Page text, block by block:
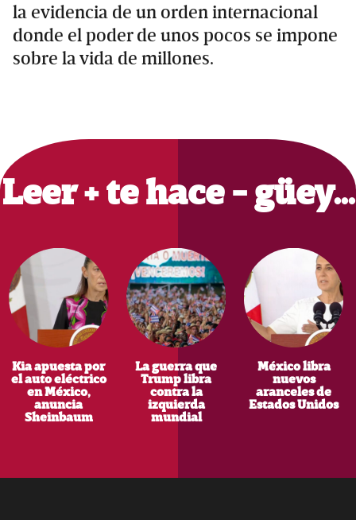
la evidencia de un orden internacional
donde el poder de unos pocos se impone
sobre la vida de millones.
Primary
Sidebar
Leer + te hace - güey…
Kia apuesta por
el auto eléctrico
en México,
anuncia
Sheinbaum
La guerra que
Trump libra
contra la
izquierda
mundial
México libra
nuevos
aranceles de
Estados Unidos